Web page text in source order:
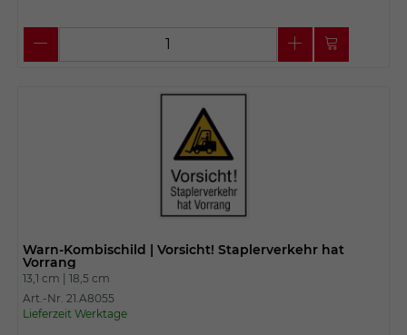
Warn-Kombischild | Vorsicht! Staplerverkehr hat
Vorrang
13,1 cm | 18,5 cm
Art.-Nr. 21.A8055
Lieferzeit Werktage